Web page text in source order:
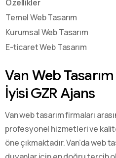
Özellikler
Temel Web Tasarım
Kurumsal Web Tasarım
E-ticaret Web Tasarım
Van Web
İyisi GZR Ajans
Van web tasarım firmaları
profesyonel hizmetleri ve
öne çıkmaktadır. Van’da web